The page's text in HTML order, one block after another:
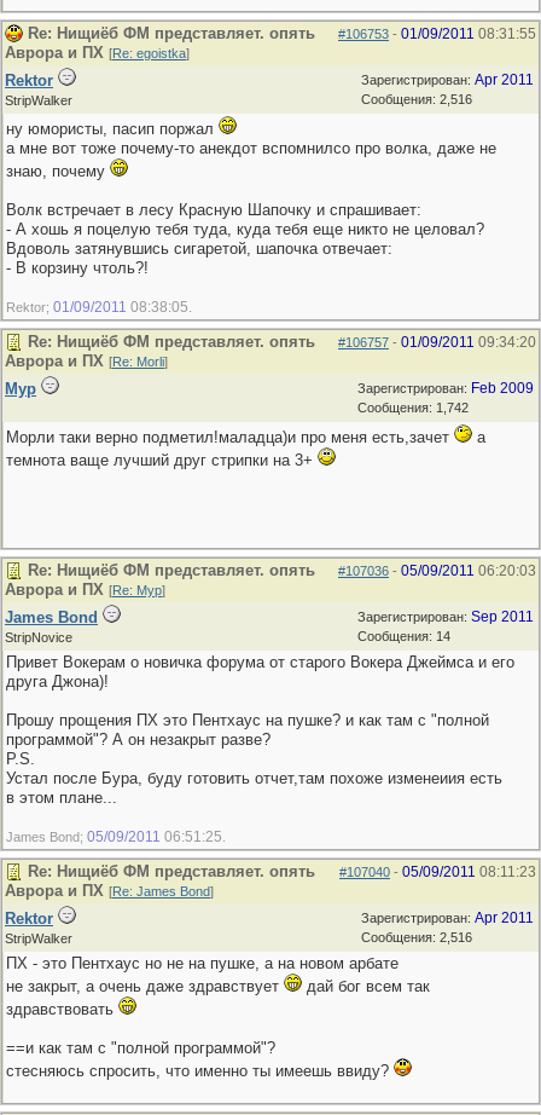
#106753 - 01/09/2011 08:31:55
Re: Нищиёб ФМ представляет. опять
Аврора и ПХ [Re: egoistka]
Зарегистрирован: Apr 2011
Сообщения: 2,516
Rektor
StripWalker
ну юмористы, пасип поржал
а мне вот тоже почему-то анекдот вспомнилсо про волка, даже не
знаю, почему
Волк встречает в лесу Красную Шапочку и спрашивает:
- А хошь я поцелую тебя туда, куда тебя еще никто не целовал?
Вдоволь затянувшись сигаретой, шапочка отвечает:
- В корзину чтоль?!
Rektor; 01/09/2011 08:38:05
#106757 - 01/09/2011 09:34:20
Re: Нищиёб ФМ представляет. опять
Аврора и ПХ [Re: Morli]
Зарегистрирован: Feb 2009
Сообщения: 1,742
Мур
Морли таки верно подметил!маладца)и про меня есть,зачет
а
темнота ваще лучший друг стрипки на 3+
#107036 - 05/09/2011 06:20:03
Re: Нищиёб ФМ представляет. опять
Аврора и ПХ [Re: Мур]
Зарегистрирован: Sep 2011
Сообщения: 14
James Bond
StripNovice
Привет Вокерам о новичка форума от старого Вокера Джеймса и его
друга Джона)!
Прошу прощения ПХ это Пентхаус на пушке? и как там с "полной
программой"? А он незакрыт разве?
P.S.
Устал после Бура, буду готовить отчет,там похоже изменеиия есть
в этом плане...
James Bond; 05/09/2011 06:51:25
#107040 - 05/09/2011 08:11:23
Re: Нищиёб ФМ представляет. опять
Аврора и ПХ [Re: James Bond]
Зарегистрирован: Apr 2011
Сообщения: 2,516
Rektor
StripWalker
ПХ - это Пентхаус но не на пушке, а на новом арбате
не закрыт, а очень даже здравствует
дай бог всем так
здравствовать
==и как там с "полной программой"?
стесняюсь спросить, что именно ты имеешь ввиду?